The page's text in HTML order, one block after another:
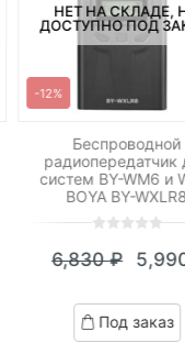
НЕТ НА СКЛАДЕ,
ДОСТУПНО ПОД
-12%
Беспроводной
радиопередатчик
систем BY-WM6 и
BOYA BY-
out
based
on
customer
6,830₽
цена:
Под заказ